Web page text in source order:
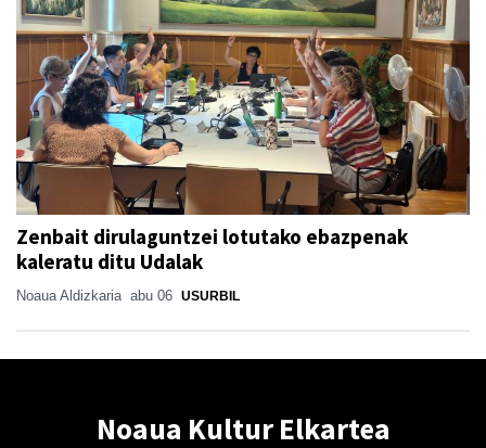
Zenbait dirulaguntzei lotutako ebazpenak
kaleratu ditu Udalak
Noaua Aldizkaria abu 06 USURBIL
Noaua Kultur Elkartea